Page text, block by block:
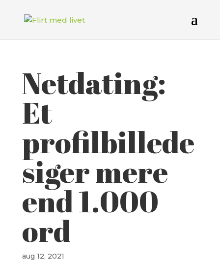
Netdating:
Et
profilbillede
siger mere
end 1.000
ord
aug 12, 2021